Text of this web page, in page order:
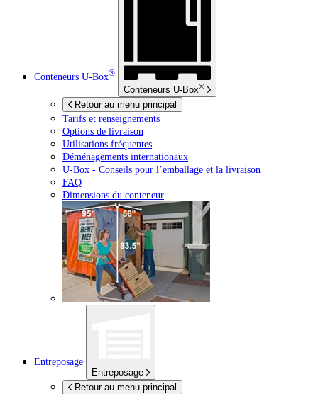
Conteneurs U-Box®
Conteneurs U-Box®
Retour au menu principal
Tarifs et renseignements
Options de livraison
Utilisations fréquentes
Déménagements internationaux
U-Box - Conseils pour l’emballage et la livraison
FAQ
Dimensions du conteneur
Entreposage
Entreposage
Retour au menu principal